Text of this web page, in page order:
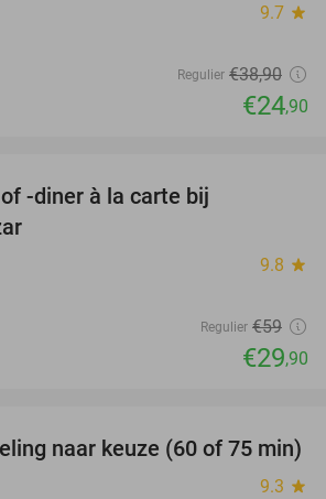
9.7 star
Regulier €38,90
€24,90
-diner à la carte bij
9.8 star
Regulier €59
€29,90
66%
naar keuze (60 of 75 min)
9.3 star